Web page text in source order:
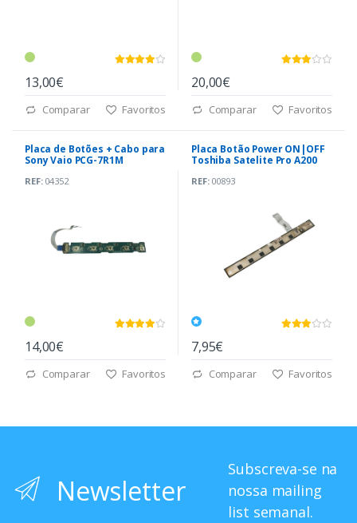
13,00€
Comparar Favoritos
20,00€
Comparar Favoritos
Placa de Botões + Cabo para
Sony Vaio PCG-7R1M
REF:04352
14,00€
Comparar Favoritos
Placa Botão Power ON|OFF
Toshiba Satelite Pro A200
REF:00893
7,95€
Comparar Favoritos
Newsletter
Subscreva-se na
nossa mailing
list semanal.